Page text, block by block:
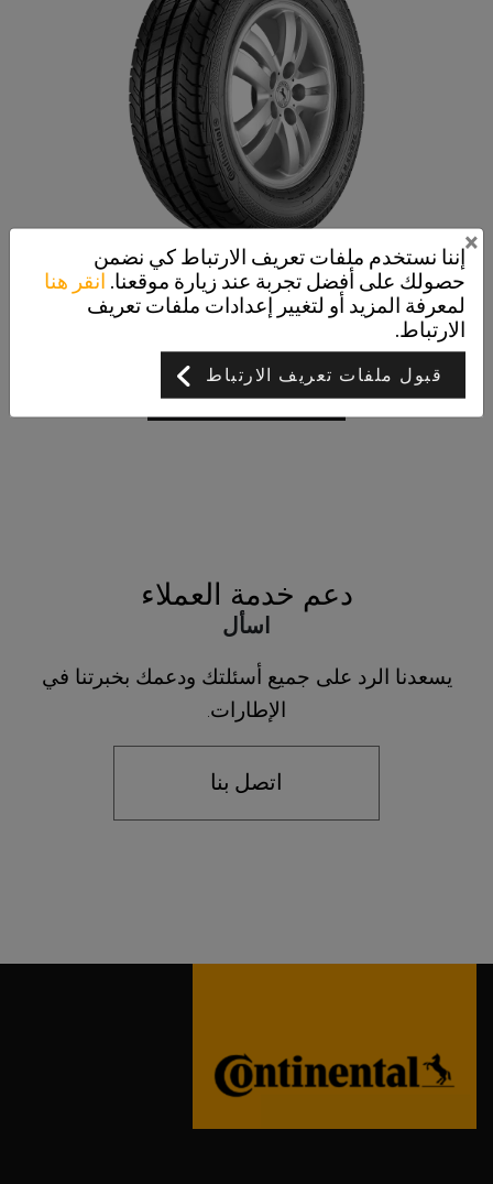
ContiVanContact 100
حيثما تصبح السلامة فعالة
عرض التفاصيل
دعم خدمة العملاء
اسأل
يسعدنا الرد على جميع أسئلتك ودعمك بخبرتنا في
الإطارات.
اتصل بنا
إننا نستخدم ملفات تعريف الارتباط كي نضمن
حصولك على أفضل تجربة عند زيارة موقعنا. انقر هنا
لمعرفة المزيد أو لتغيير إعدادات ملفات تعريف
الارتباط.
قبول ملفات تعريف الارتباط
×